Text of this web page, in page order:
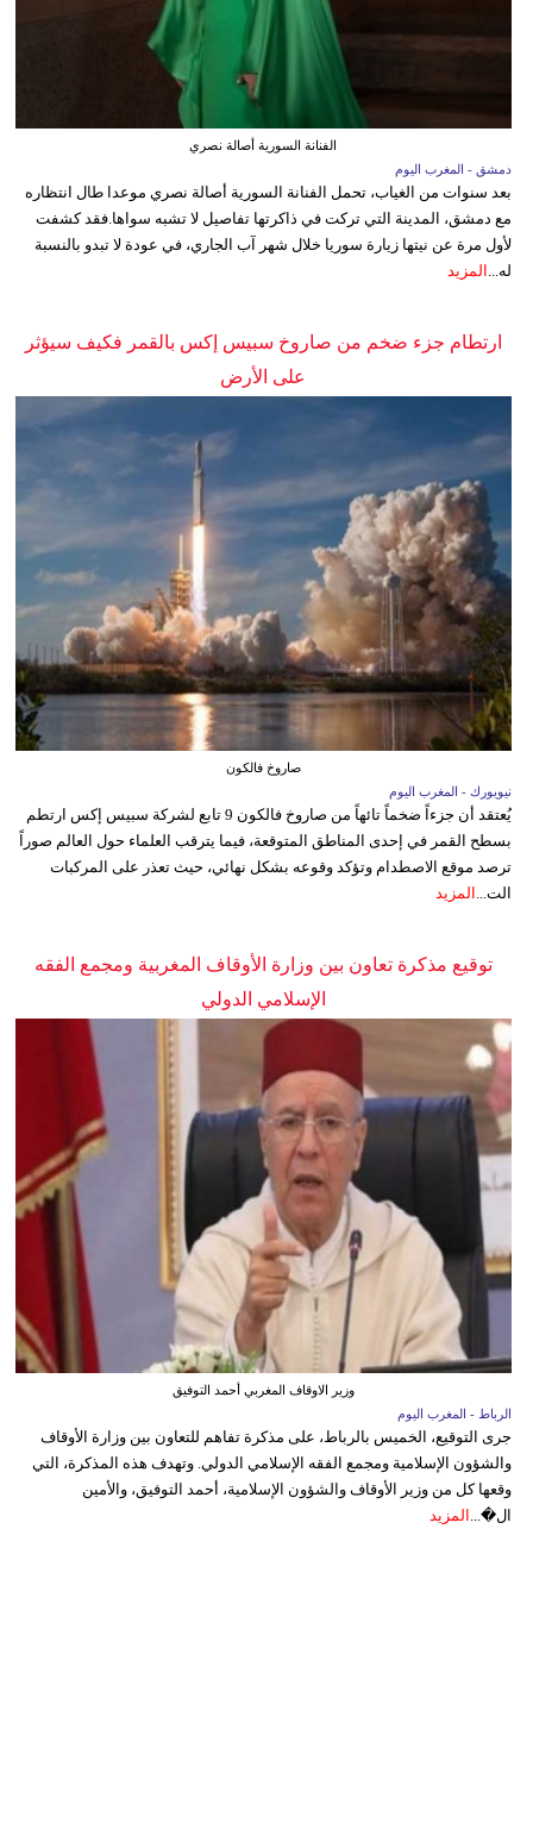
الفنانة السورية أصالة نصري
دمشق - المغرب اليوم
بعد سنوات من الغياب، تحمل الفنانة السورية أصالة نصري موعدا طال انتظاره
مع دمشق، المدينة التي تركت في ذاكرتها تفاصيل لا تشبه سواها.فقد كشفت
لأول مرة عن نيتها زيارة سوريا خلال شهر آب الجاري، في عودة لا تبدو بالنسبة
له... المزيد
ارتطام جزء ضخم من صاروخ سبيس إكس بالقمر فكيف سيؤثر
على الأرض
صاروخ فالكون
نيويورك - المغرب اليوم
يُعتقد أن جزءاً ضخماً تائهاً من صاروخ فالكون 9 تابع لشركة سبيس إكس ارتطم
بسطح القمر في إحدى المناطق المتوقعة، فيما يترقب العلماء حول العالم صوراً
ترصد موقع الاصطدام وتؤكد وقوعه بشكل نهائي، حيث تعذر على المركبات
الت...
المزيد
توقيع مذكرة تعاون بين وزارة الأوقاف المغربية ومجمع الفقه
الإسلامي الدولي
وزير الاوقاف المغربي أحمد التوفيق
الرباط - المغرب اليوم
جرى التوقيع، الخميس بالرباط، على مذكرة تفاهم للتعاون بين وزارة الأوقاف
والشؤون الإسلامية ومجمع الفقه الإسلامي الدولي. وتهدف هذه المذكرة، التي
وقعها كل من وزير الأوقاف والشؤون الإسلامية، أحمد التوفيق، والأمين
ال�... المزيد